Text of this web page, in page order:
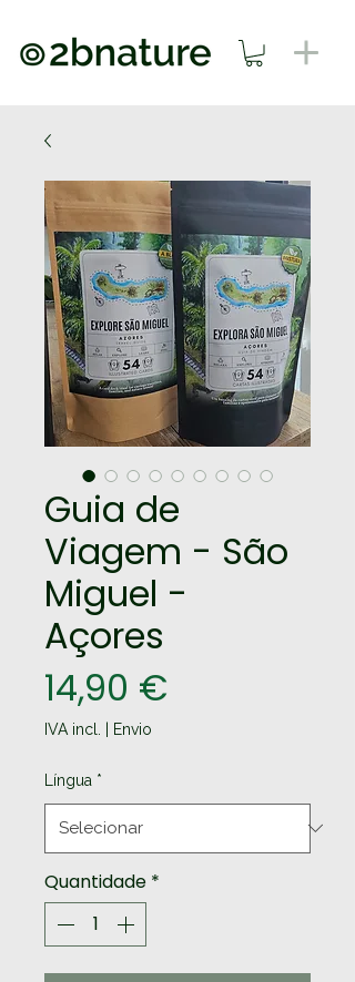
Guia de
Viagem - São
Miguel -
Açores
14,90 €
IVA incl. | Envio
Língua *
Quantidade *